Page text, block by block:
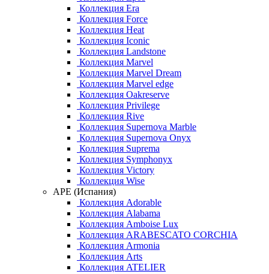
Коллекция Era
Коллекция Force
Коллекция Heat
Коллекция Iconic
Коллекция Landstone
Коллекция Marvel
Коллекция Marvel Dream
Коллекция Marvel edge
Коллекция Oakreserve
Коллекция Privilege
Коллекция Rive
Коллекция Supernova Marble
Коллекция Supernova Onyx
Коллекция Suprema
Коллекция Symphonyx
Коллекция Victory
Коллекция Wise
APE (Испания)
Коллекция Adorable
Коллекция Alabama
Коллекция Amboise Lux
Коллекция ARABESCATO CORCHIA
Коллекция Armonia
Коллекция Arts
Коллекция ATELIER